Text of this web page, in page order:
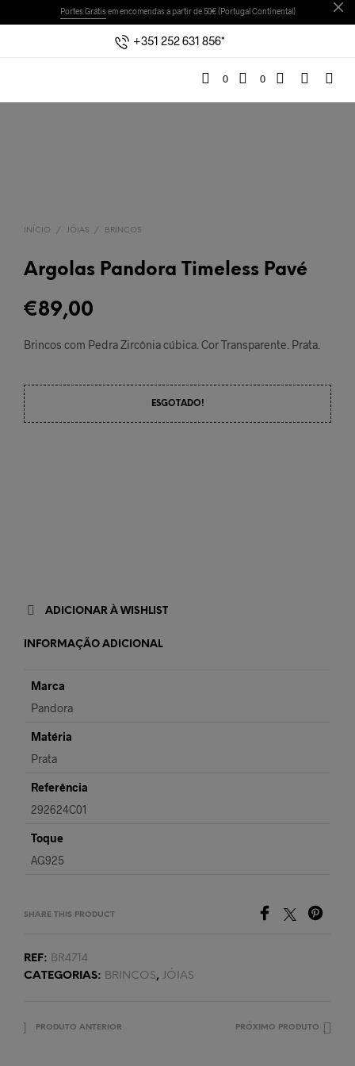
Portes Grátisem encomendas a partir de 50€ (Portugal Continental)
+351 252 631 856*
0 0
INÍCIO / JÓIAS / BRINCOS
Argolas Pandora Timeless Pavé
€89,00
Brincos com Pedra Zircônia cúbica. Cor Transparente. Prata.
ESGOTADO!
ADICIONAR À WISHLIST
INFORMAÇÃO ADICIONAL
Marca
Pandora
Matéria
Prata
Referência
292624C01
Toque
AG925
SHARE THIS PRODUCT
REF: BR4714
CATEGORIAS: BRINCOS, JÓIAS
PRODUTO ANTERIOR PRÓXIMO PRODUTO